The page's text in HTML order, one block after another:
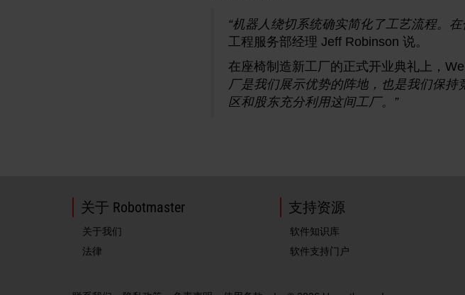
“机器人绕切系统确实简化了工艺流程。
工程服务部经理 Jeff Robinson 说。
在座椅制造新工厂的正式开业典礼上，
厂是我们展示优势的阵地，也是我们保
区和股东充分利用这间工厂。”
关于 Robotmaster
关于我们
法律
支持资源
软件知识库
软件支持门户